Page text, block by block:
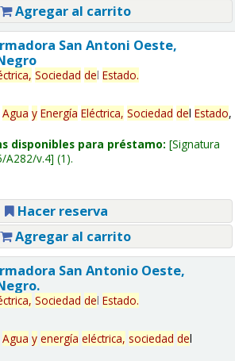
Agregar al carrito
San Antoni Oeste,
Sociedad del Estado.
Agua y Energía Eléctrica, Sociedad del Estado,
disponibles para préstamo: Signatura
A282/v.4 (1).
Hacer reserva
Agregar al carrito
San Antonio Oeste,
Sociedad del Estado.
Agua y energía eléctrica, sociedad del